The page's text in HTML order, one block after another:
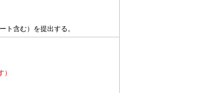
ト含む）を提出する。